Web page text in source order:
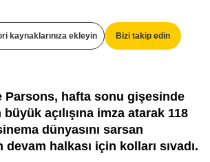
kaynaklarınıza ekleyin Bizi takip edin
Parsons, hafta sonu gişesinde
açılışına imza atarak 118
dünyasını sarsan
halkası için kolları sıvadı.